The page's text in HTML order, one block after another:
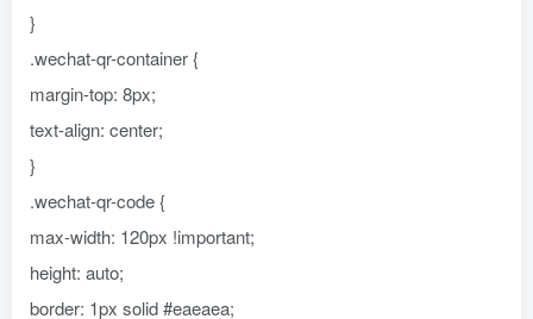
}
.wechat-qr-container {
margin-top: 8px;
text-align: center;
}
.wechat-qr-code {
max-width: 120px !important;
height: auto;
border: 1px solid #eaeaea;